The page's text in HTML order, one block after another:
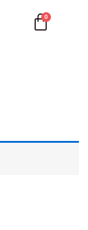
0
Cart